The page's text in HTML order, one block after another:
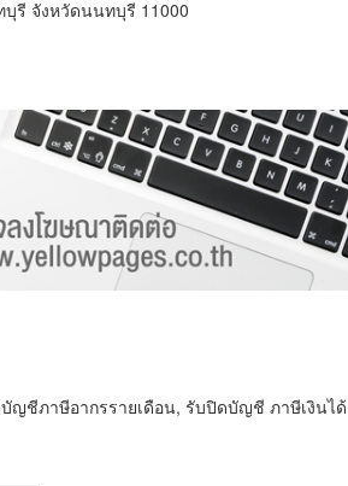
รี จังหวัดนนทบุรี 11000
ญชีภาษีอากรรายเดือน, รับปิดบัญชี ภาษีเงินได้